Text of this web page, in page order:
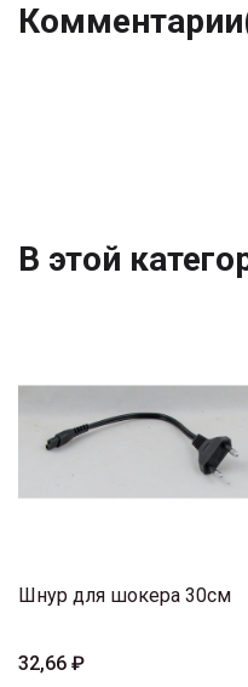
Комментарии
В этой
Шнур для шокера 30см
32,66 ₽